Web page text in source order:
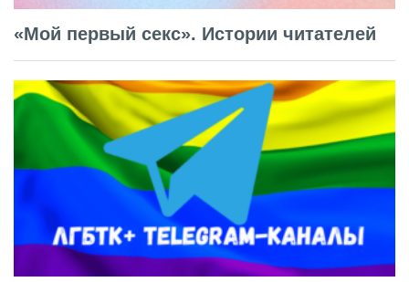
«Мой первый секс». Истории читателей